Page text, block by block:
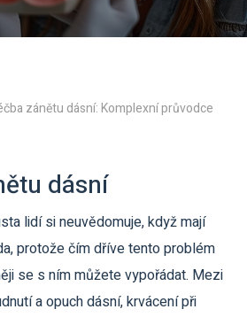
zánětu dásní: Komplexní průvodce
dásní
lidí si neuvědomuje, když mají
protože čím dříve tento problém
se s ním můžete vypořádat. Mezi
a opuch dásní, krvácení při